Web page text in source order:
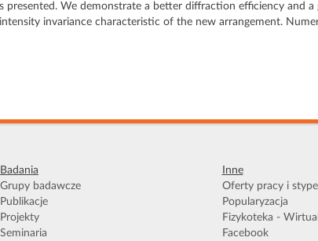
We demonstrate a better diffraction efficiency and a
invariance characteristic of the new arrangement.
Badania
Grupy badawcze
Publikacje
Projekty
Seminaria
Inne
Oferty pracy i
Popularyzacja
Fizykoteka -
Facebook